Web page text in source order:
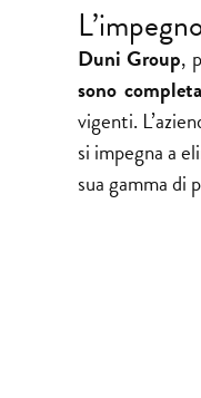
Duni Group,
sono
vigenti.
si impegna a
sua gamma di